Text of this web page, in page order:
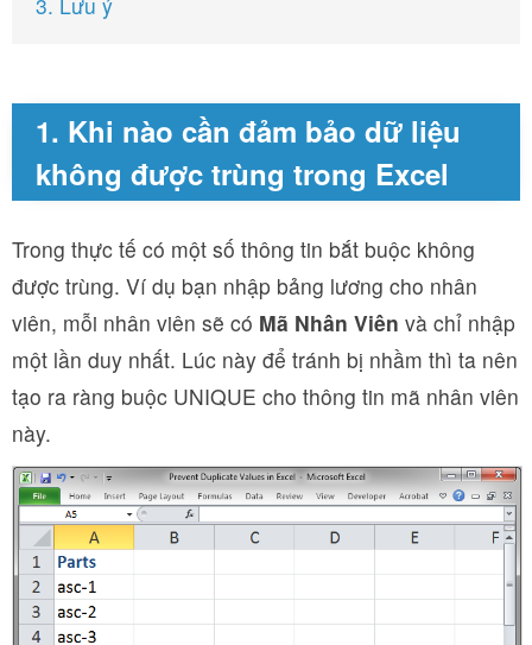
1. Khi nào cần đảm bảo dữ liệu
không được trùng trong Excel
Trong thực tế có một số thông tin bắt buộc không
được trùng. Ví dụ bạn nhập bảng lương cho nhân
viên, mỗi nhân viên sẽ có Mã Nhân Viên và chỉ nhập
một lần duy nhất. Lúc này để tránh bị nhầm thì ta nên
tạo ra ràng buộc UNIQUE cho thông tin mã nhân viên
này.